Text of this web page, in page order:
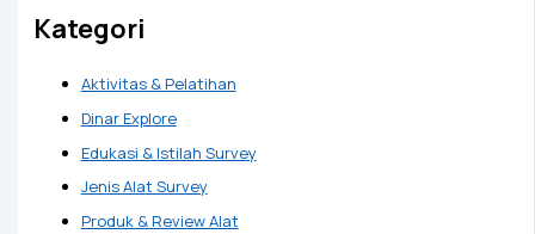
Kategori
Aktivitas & Pelatihan
Dinar Explore
Edukasi & Istilah Survey
Jenis Alat Survey
Produk & Review Alat